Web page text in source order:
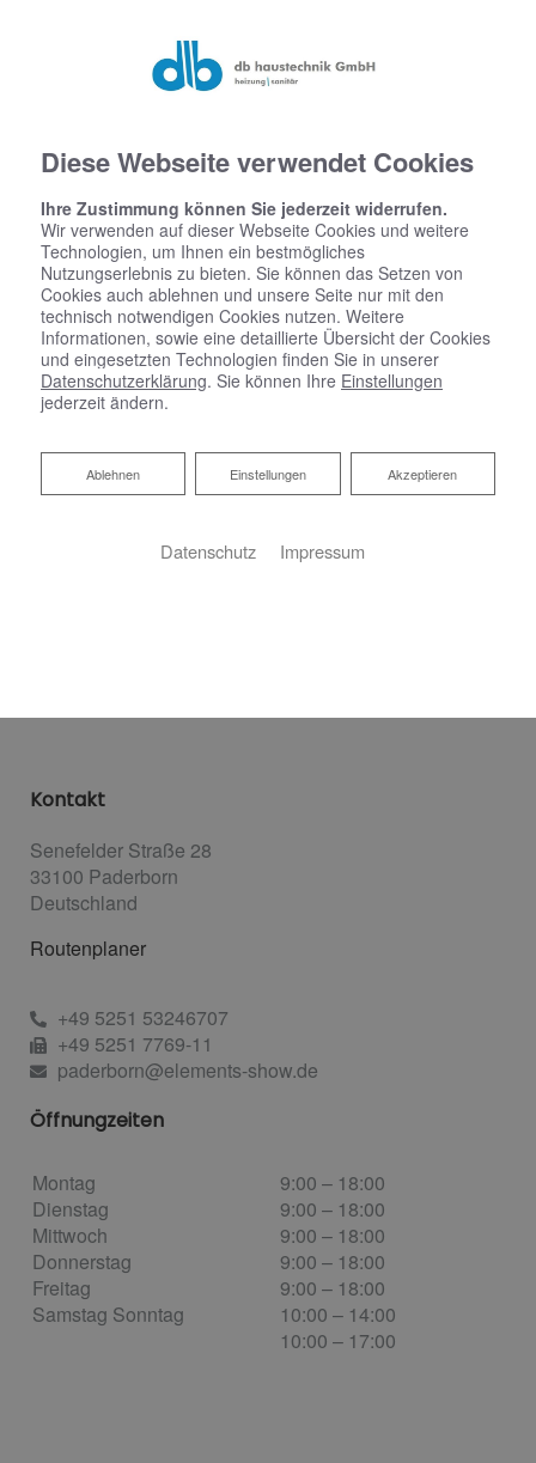
Virtuelle Ausstellung
Kontakt
Senefelder Straße 28
33100 Paderborn
Deutschland
Routenplaner
+49 5251 53246707
+49 5251 7769-11
paderborn@elements-show.de
Öffnungzeiten
Montag
Dienstag
Mittwoch
Donnerstag
Freitag
Samstag Sonntag
9:00 – 18:00
9:00 – 18:00
9:00 – 18:00
9:00 – 18:00
9:00 – 18:00
10:00 – 14:00
10:00 – 17:00
Diese Webseite verwendet Cookies
Ihre Zustimmung können Sie jederzeit widerrufen.
Wir verwenden auf dieser Webseite Cookies und weitere
Technologien, um Ihnen ein bestmögliches
Nutzungserlebnis zu bieten. Sie können das Setzen von
Cookies auch ablehnen und unsere Seite nur mit den
technisch notwendigen Cookies nutzen. Weitere
Informationen, sowie eine detaillierte Übersicht der Cookies
und eingesetzten Technologien finden Sie in unserer
Datenschutzerklärung. Sie können Ihre Einstellungen
jederzeit ändern.
Akzeptieren
Einstellungen
Ablehnen
Ablehnen
Datenschutz Impressum